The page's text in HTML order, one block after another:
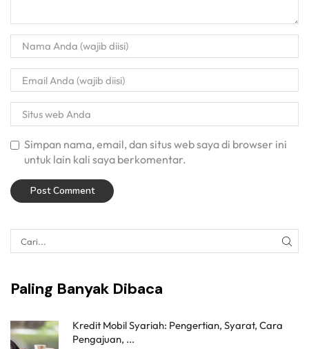
Simpan nama, email, dan situs web saya di browser ini
untuk lain kali saya berkomentar.
Paling Banyak Dibaca
Kredit Mobil Syariah: Pengertian, Syarat, Cara
Pengajuan, ...